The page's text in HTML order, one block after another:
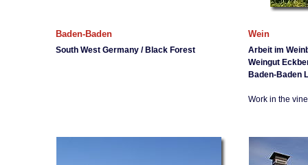
Baden-Baden
South West Germany / Black Forest
Wein
Arbeit im
Weingut
Baden-Baden
Work in the